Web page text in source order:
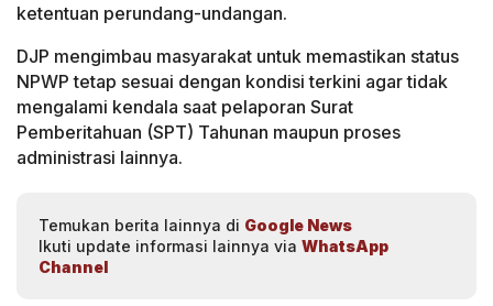
ketentuan perundang-undangan.
DJP mengimbau masyarakat untuk memastikan status
NPWP tetap sesuai dengan kondisi terkini agar tidak
mengalami kendala saat pelaporan Surat
Pemberitahuan (SPT) Tahunan maupun proses
administrasi lainnya.
Temukan berita lainnya di Google News
Ikuti update informasi lainnya via WhatsApp
Channel